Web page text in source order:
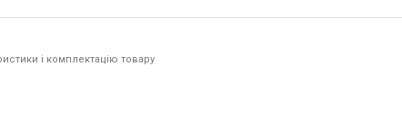
і комплектацію товару